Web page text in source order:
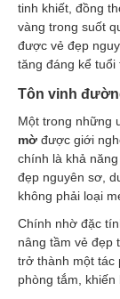
tinh khiết, đồng
vàng trong suốt
được vẻ đẹp
tăng đáng kể tuổi
Tôn vinh
Một trong những
mờ được giới
chính là khả
đẹp nguyên sơ,
không phải loại
Chính nhờ đặc
nâng tầm vẻ đẹp
trở thành một tác
phòng tắm,